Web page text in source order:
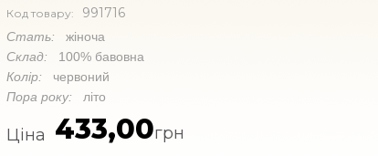
Код товару: 991716
Стать: жіноча
Склад: 100% бавовна
Колір: червоний
Пора року: літо
Ціна 433,00грн